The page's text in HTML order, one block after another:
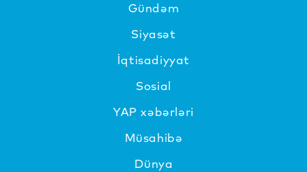
Gündəm
Siyasət
İqtisadiyyat
Sosial
YAP xəbərləri
Müsahibə
Dünya